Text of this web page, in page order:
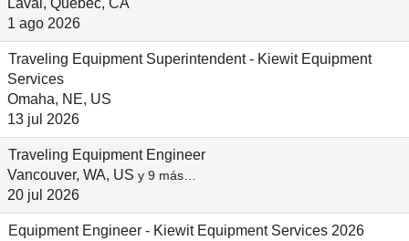
1 ago 2026
Traveling Equipment Superintendent - Kiewit Equipment
Services
Omaha, NE, US
13 jul 2026
Traveling Equipment Engineer
Vancouver, WA, US y 9 más…
20 jul 2026
Equipment Engineer - Kiewit Equipment Services 2026